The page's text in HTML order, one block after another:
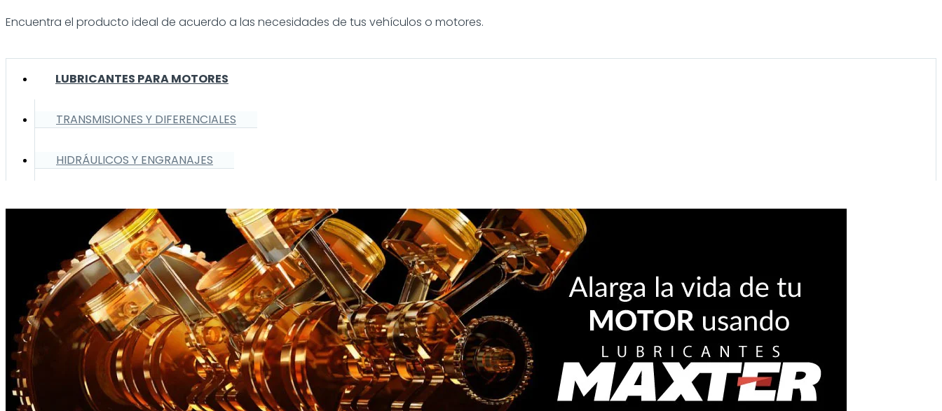
Encuentra el producto ideal de acuerdo a las necesidades de tus vehículos o motores.
LUBRICANTES PARA MOTORES
TRANSMISIONES Y DIFERENCIALES
HIDRÁULICOS Y ENGRANAJES